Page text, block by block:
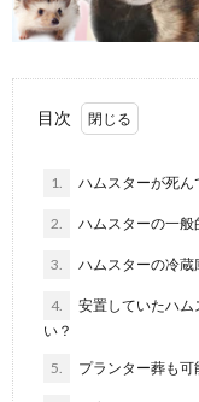
目次
1. ハムスターが死ん
2. ハムスターの一般
3. ハムスターの冷
4.
安置していたハム
い？
5. プランター葬も可